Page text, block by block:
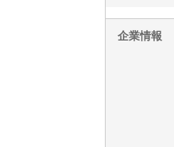
企業情報